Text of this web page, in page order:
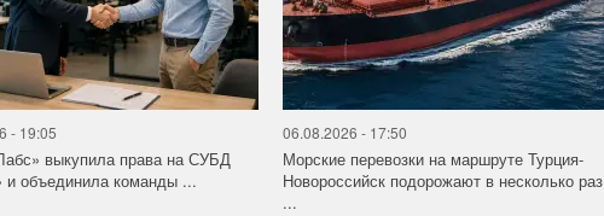
- 19:05
выкупила права на СУБД
и объединила команды ...
06.08.2026 - 17:50
Морские перевозки на маршруте Турция-
Новороссийск подорожают в несколько раз
...